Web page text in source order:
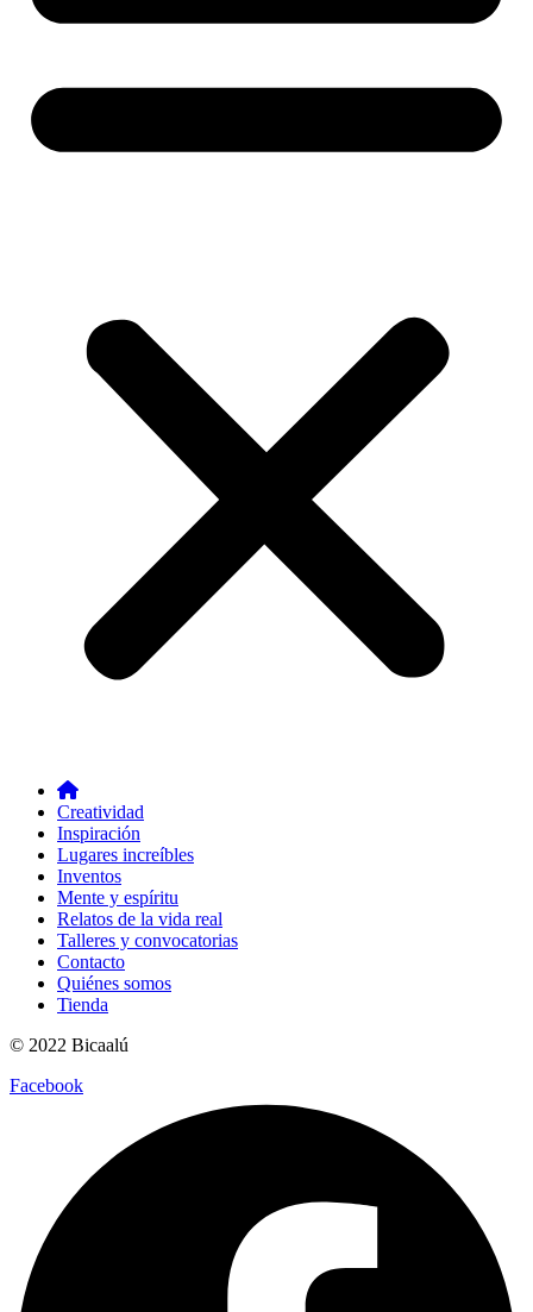
Creatividad
Inspiración
Lugares increíbles
Inventos
Mente y espíritu
Relatos de la vida real
Talleres y convocatorias
Contacto
Quiénes somos
Tienda
© 2022 Bicaalú
Facebook